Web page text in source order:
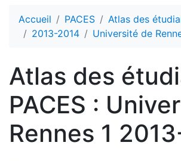
Accueil PACES
Atlas des
2013-2014
Université de
Atlas des
PACES :
Rennes 1